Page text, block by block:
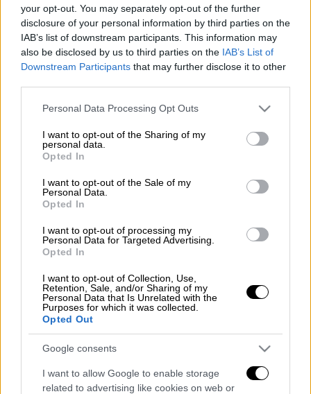
your opt-out. You may separately opt-out of the further
disclosure of your personal information by third parties on the
IAB’s list of downstream participants. This information may
also be disclosed by us to third parties on the IAB’s List of
Downstream Participants that may further disclose it to other
Please note that this website/app uses one or more Google
not limited to your visit or usage behaviour. You may click to
grant or deny consent to Google and its third-party tags to
use your data for below specified purposes in below Google
consent section.
Personal Data Processing Opt Outs
I want to opt-out of the Sharing of my
personal data.
Opted In
I want to opt-out of the Sale of my
Personal Data.
Opted In
I want to opt-out of processing my
Personal Data for Targeted Advertising.
Opted In
I want to opt-out of Collection, Use,
Retention, Sale, and/or Sharing of my
Personal Data that Is Unrelated with the
Purposes for which it was collected.
Opted Out
Google consents
I want to allow Google to enable storage
related to advertising like cookies on web or
προγραμματισμένοιεμβολιασμοίπολιτών
για τον κορονοϊό στο εμβολιαστικό κέντρο
τουΔήμου Αμπελοκήπων – Μενεμένης, στην
οδό Ελευθερίας, οδηγεί ένα πρόβλημα που
προέκυψε στο ηλεκτρονικό σύστημα
καταχώρησης.
Όπως αναφέρει στο ethnos.gr διοικητής της
Γ' ΥΠΕΣ,Παναγιώτης Μπογιατζίδης,
καταγραφικό που παρακολουθεί τις
θερμοκρασίες όπου φυλάσσονται τα
εμβόλια. Παρατηρήθηκαν σε αυτές κάποιες
μεταβολές και η Γ΄ ΥΠΕ δεν προχωρεί στους
εμβολιασμούς, μέχρις ότου πιστοποιηθεί ότι
δεν υπάρχει κάποιο πρόβλημα.
Στο συγκεκριμένο εμβολιαστικό κέντρο
έχουν προσέλθει από το πρωί δεκάδες
πολίτες, ωστόσο, περιμένουν στην ουρά,
καταφέρουν να εμβολιαστούν σήμερα.